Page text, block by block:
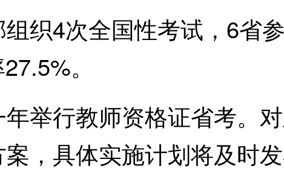
4次全国性考试，6省
。
行教师资格证省考。对
，具体实施计划将及时发